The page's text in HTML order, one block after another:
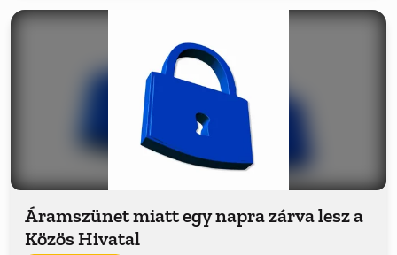
Áramszünet miatt egy napra zárva lesz a
Közös Hivatal